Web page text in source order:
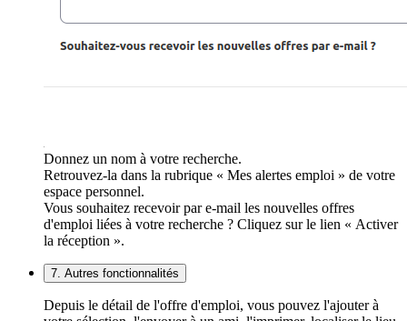
Donnez un nom à votre recherche.
Retrouvez-la dans la rubrique « Mes alertes emploi » de votre
espace personnel.
Vous souhaitez recevoir par e-mail les nouvelles offres
d'emploi liées à votre recherche ? Cliquez sur le lien « Activer
la réception ».
7. Autres fonctionnalités
Depuis le détail de l'offre d'emploi, vous pouvez l'ajouter à